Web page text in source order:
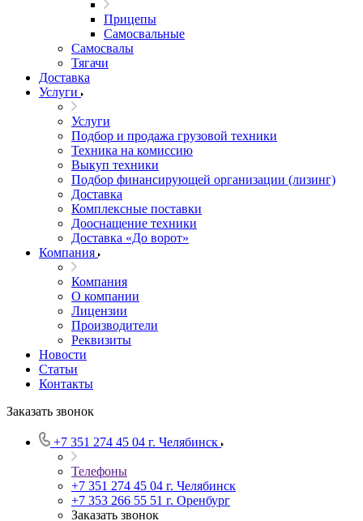
Прицепы
Самосвальные
Самосвалы
Тягачи
Доставка
Услуги
Услуги
Подбор и продажа грузовой техники
Техника на комиссию
Выкуп техники
Подбор финансирующей организации (лизинг)
Доставка
Комплексные поставки
Дооснащение техники
Доставка «До ворот»
Компания
Компания
О компании
Лицензии
Производители
Реквизиты
Новости
Статьи
Контакты
Заказать звонок
+7 351 274 45 04 г. Челябинск
Телефоны
+7 351 274 45 04 г. Челябинск
+7 353 266 55 51 г. Оренбург
Заказать звонок